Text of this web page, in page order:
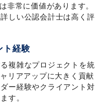
非常に価値があります。
しい公認会計士は高く評
ト経験
複雑なプロジェクトを統
リアアップに大きく貢献
ー経験やクライアント対
す。